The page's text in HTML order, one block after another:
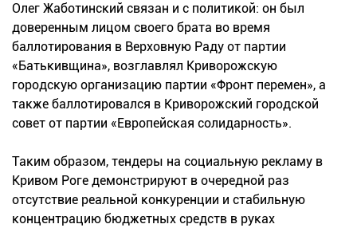
Олег Жаботинский связан и с политикой: он был
доверенным лицом своего брата во время
баллотирования в Верховную Раду от партии
«Батькивщина», возглавлял Криворожскую
городскую организацию партии «Фронт перемен», а
также баллотировался в Криворожский городской
совет от партии «Европейская солидарность».
Таким образом, тендеры на социальную рекламу в
Кривом Роге демонстрируют в очередной раз
отсутствие реальной конкуренции и стабильную
концентрацию бюджетных средств в руках